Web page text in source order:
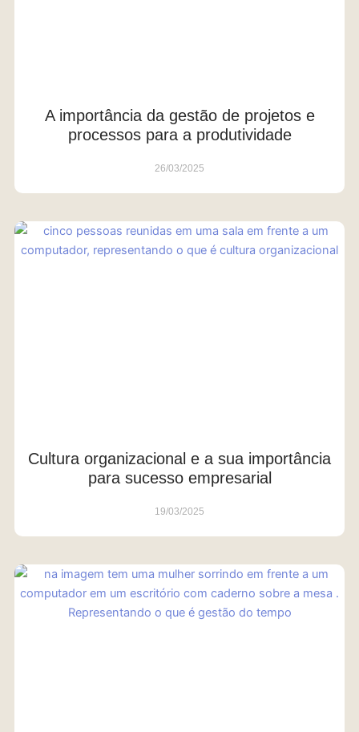
A importância da gestão de projetos e
processos para a produtividade
26/03/2025
Cultura organizacional e a sua importância
para sucesso empresarial
19/03/2025